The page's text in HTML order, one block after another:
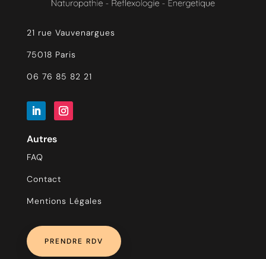
21 rue Vauvenargues
75018 Paris
06 76 85 82 21
Autres
FAQ
Contact
Mentions Légales
PRENDRE RDV